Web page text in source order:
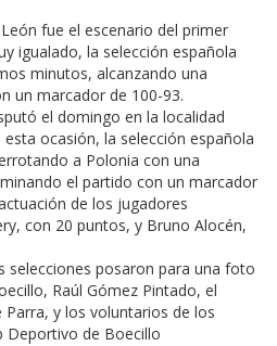
fue el escenario del primer
igualado, la selección española
minutos, alcanzando una
un marcador de 100-93.
el domingo en la localidad
ocasión, la selección española
a Polonia con una
el partido con un marcador
de los jugadores
con 20 puntos, y Bruno Alocén,
selecciones posaron para una foto
Raúl Gómez Pintado, el
y los voluntarios de los
Deportivo de Boecillo